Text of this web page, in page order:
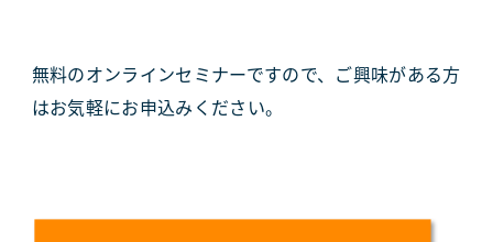
無料のオンラインセミナーですので、ご興味がある方
はお気軽にお申込みください。